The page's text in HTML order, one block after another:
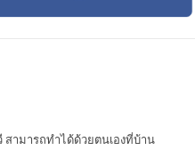
สามารถทำได้ด้วยตนเองที่บ้าน